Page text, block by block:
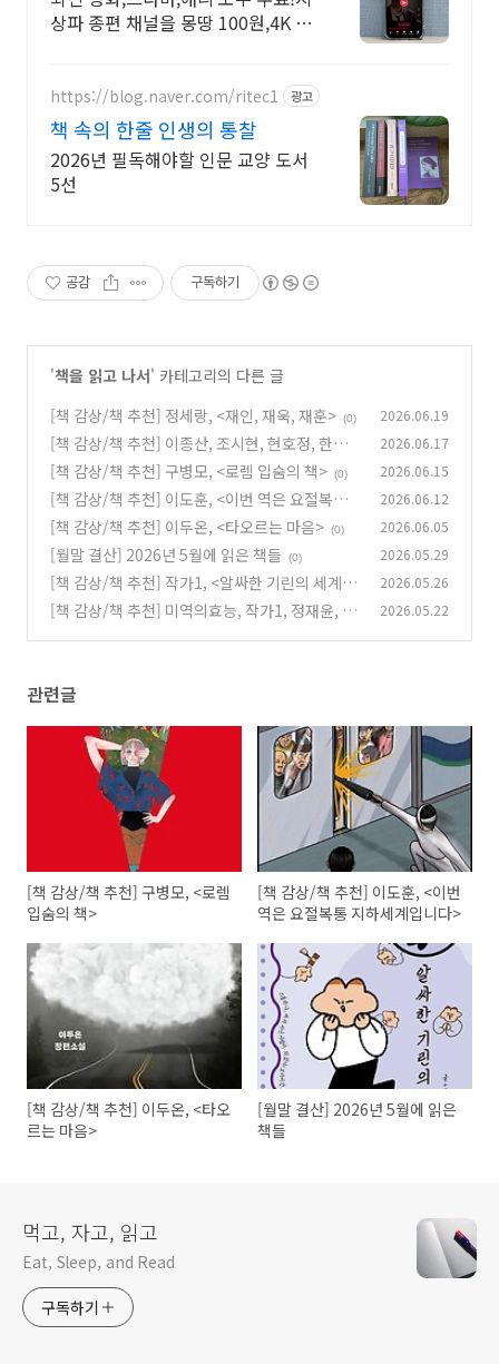
상파 종편 채널을 몽땅 100원,4K 스
https://blog.naver.com/ritec1 광고
책 속의 한줄 인생의 통찰
2026년 필독해야할 인문 교양 도서
5선
공감 구독하기
'책을 읽고 나서' 카테고리의 다른 글
[책 감상/책 추천] 정세랑, <재인, 재욱, 재훈> (0) 2026.06.19
[책 감상/책 추천] 이종산, 조시현, 현호정, 한정
현, 박문영, 박서련, 정수읠, <내 인생이 알고 보
니 내 인생이 아님>
(0)
2026.06.17
[책 감상/책 추천] 구병모, <로렘 입숨의 책> (0) 2026.06.15
[책 감상/책 추천] 이도훈, <이번 역은 요절복통
지하세계입니다> (0)
2026.06.12
[책 감상/책 추천] 이두온, <타오르는 마음> (0) 2026.06.05
[월말 결산] 2026년 5월에 읽은 책들 (0) 2026.05.29
[책 감상/책 추천] 작가1, <알싸한 기린의 세계>
(0)
2026.05.26
[책 감상/책 추천] 미역의효능, 작가1, 정재윤, 들
2026.05.22
관련글
[책 감상/책 추천] 구병모, <로렘
입숨의 책>
[책 감상/책 추천] 이도훈, <이번
역은 요절복통 지하세계입니다>
[책 감상/책 추천] 이두온, <타오
르는 마음>
[월말 결산] 2026년 5월에 읽은
책들
먹고, 자고, 읽고
Eat, Sleep, and Read
구독하기